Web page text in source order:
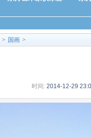
> 国画 >
时间: 2014-12-29